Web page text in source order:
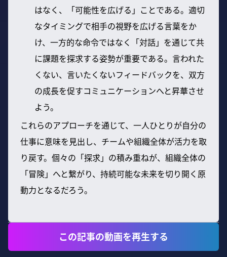
はなく、「可能性を広げる」ことである。適切
なタイミングで相手の視野を広げる言葉をか
け、一方的な命令ではなく「対話」を通じて共
に課題を探求する姿勢が重要である。言われた
くない、言いたくないフィードバックを、双方
の成長を促すコミュニケーションへと昇華させ
よう。
これらのアプローチを通じて、一人ひとりが自分の
仕事に意味を見出し、チームや組織全体が活力を取
り戻す。個々の「探求」の積み重ねが、組織全体の
「冒険」へと繋がり、持続可能な未来を切り開く原
動力となるだろう。
この記事の動画を再生する